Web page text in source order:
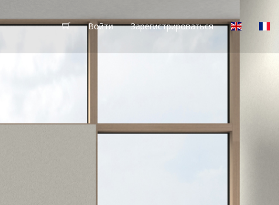
Войти Зарегистрироваться